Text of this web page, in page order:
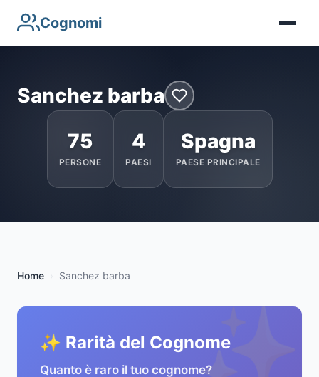
Cognomi
Sanchez barba
75
PERSONE
4
PAESI
Spagna
PAESE PRINCIPALE
Home Sanchez barba
✨
✨ Rarità del Cognome
Quanto è raro il tuo cognome?